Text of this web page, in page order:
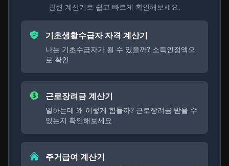
관련 계산기로 쉽고 빠르게 확인해보세요.
기초생활수급자 자격 계산기
나는 기초수급자가 될 수 있을까? 소득인정액으
로 확인
근로장려금 계산기
일하는데 왜 이렇게 힘들까? 근로장려금 받을 수
있는지 확인해보세요
주거급여 계산기